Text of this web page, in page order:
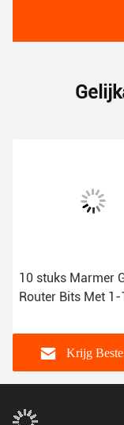
10 stuks Marmer
Router Bits Met
Krijg